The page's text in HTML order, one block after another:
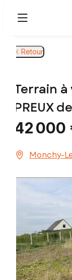
Retour
Terrain
PREUX
42 000
Monchy-